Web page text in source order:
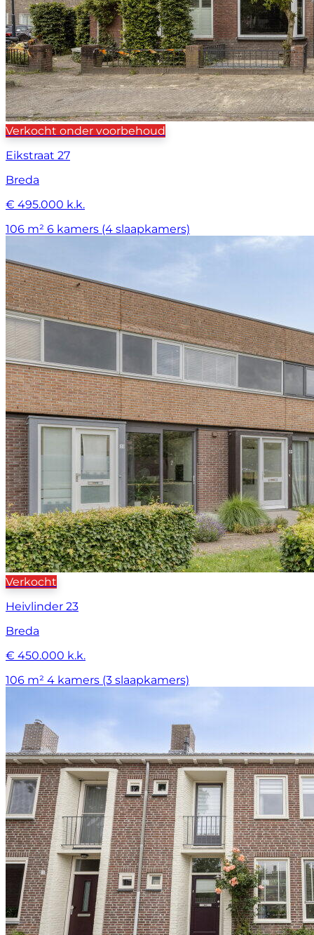
Verkocht onder voorbehoud
Eikstraat 27
Breda
€ 495.000 k.k.
106 m² 6 kamers (4 slaapkamers)
Verkocht
Heivlinder 23
Breda
€ 450.000 k.k.
106 m² 4 kamers (3 slaapkamers)